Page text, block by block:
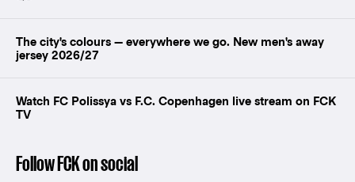
The city's colours — everywhere we go. New men's away
jersey 2026/27
Watch FC Polissya vs F.C. Copenhagen live stream on FCK
TV
Follow FCK on social